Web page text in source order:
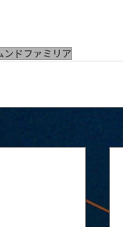
ドファミリア